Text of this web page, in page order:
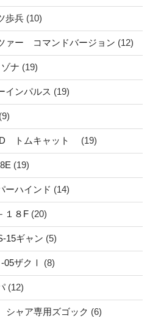
歩兵 (10)
ー コマンドバージョン (12)
ナ (19)
ンパルス (19)
(9)
トムキャット (19)
(19)
ハインド (14)
８F (20)
ギャン (5)
ザクⅠ (8)
(12)
ャア専用ズゴック (6)